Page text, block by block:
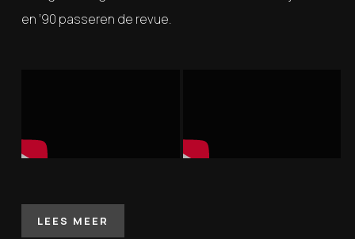
en ’90 passeren de revue.
LEES MEER